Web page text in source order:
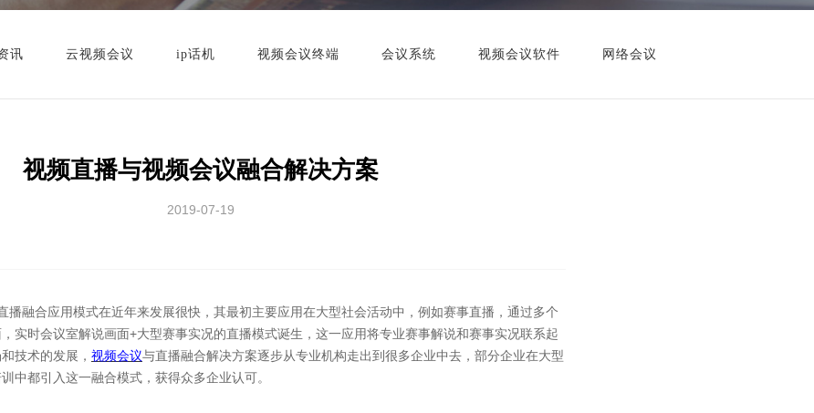
讯 云视频会议 ip话机 视频会议终端 会议系统 视频会议软件 网络会议
视频直播与视频会议融合解决方案
2019-07-19
播融合应用模式在近年来发展很快，其最初主要应用在大型社会活动中，例如赛事直播，通过多个
实时会议室解说画面+大型赛事实况的直播模式诞生，这一应用将专业赛事解说和赛事实况联系起
技术的发展， 视频会议与直播融合解决方案逐步从专业机构走出到很多企业中去，部分企业在大型
中都引入这一融合模式，获得众多企业认可。